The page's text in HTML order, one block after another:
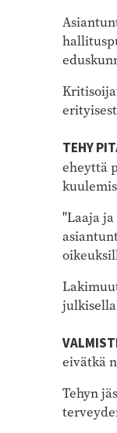
TEHY
eheyttä
"Laaja
eivätkä
Tehyn